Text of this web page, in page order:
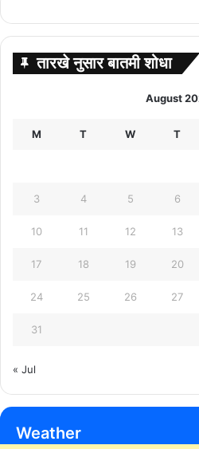
तारखे नुसार बातमी शोधा
August
M T W T
3 4 5 6
10 11 12 13
17 18 19 20
24 25 26 27
31
« Jul
Weather